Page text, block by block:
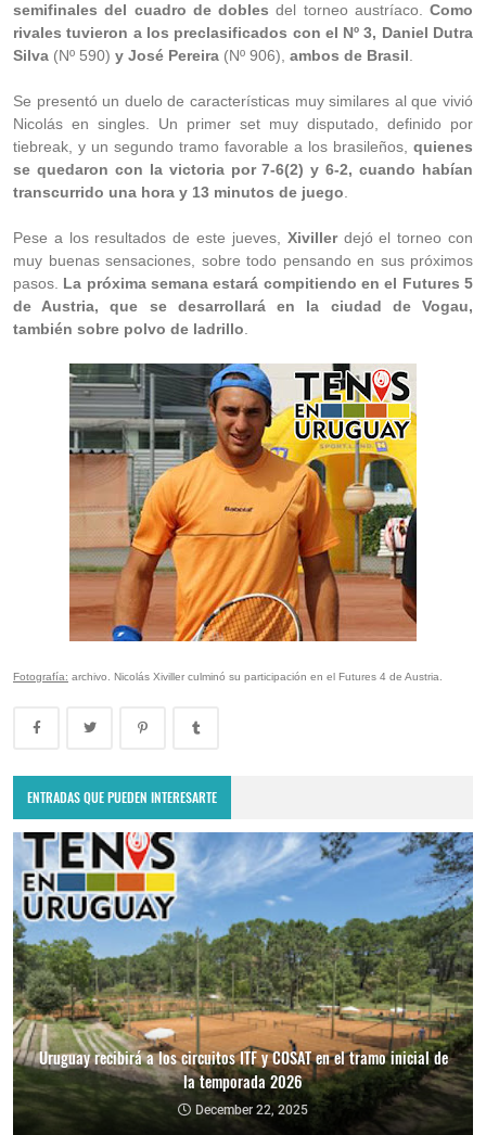
semifinales del cuadro de dobles del torneo austríaco. Como
rivales tuvieron a los preclasificados con el Nº 3, Daniel Dutra
Silva (Nº 590) y José Pereira (Nº 906), ambos de Brasil
Se presentó un duelo de características muy similares al que vivió
Nicolás en singles. Un primer set muy disputado, definido por
tiebreak, y un segundo tramo favorable a los brasileños, quienes
se quedaron con la victoria por 7-6(2) y 6-2, cuando habían
transcurrido una hora y 13 minutos de juego
Pese a los resultados de este jueves, Xivillerdejó el torneo con
muy buenas sensaciones, sobre todo pensando en sus próximos
pasos. La próxima semana estará compitiendo en el Futures 5
de Austria, que se desarrollará en la ciudad de Vogau,
también sobre polvo de ladrillo
Fotografía: archivo. Nicolás Xiviller culminó su participación en el Futures 4 de Austria.
ENTRADAS QUE PUEDEN INTERESARTE
Uruguay recibirá a los circuitos ITF y COSAT en el tramo inicial de
la temporada 2026
December 22, 2025